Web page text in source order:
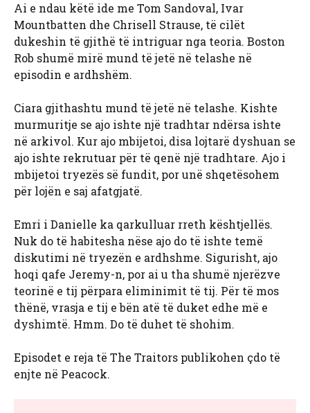
Ai e ndau këtë ide me Tom Sandoval, Ivar
Mountbatten dhe Chrisell Strause, të cilët
dukeshin të gjithë të intriguar nga teoria. Boston
Rob shumë mirë mund të jetë në telashe në
episodin e ardhshëm.
Ciara gjithashtu mund të jetë në telashe. Kishte
murmuritje se ajo ishte një tradhtar ndërsa ishte
në arkivol. Kur ajo mbijetoi, disa lojtarë dyshuan se
ajo ishte rekrutuar për të qenë një tradhtare. Ajo i
mbijetoi tryezës së fundit, por unë shqetësohem
për lojën e saj afatgjatë.
Emri i Danielle ka qarkulluar rreth kështjellës.
Nuk do të habitesha nëse ajo do të ishte temë
diskutimi në tryezën e ardhshme. Sigurisht, ajo
hoqi qafe Jeremy-n, por ai u tha shumë njerëzve
teorinë e tij përpara eliminimit të tij. Për të mos
thënë, vrasja e tij e bën atë të duket edhe më e
dyshimtë. Hmm. Do të duhet të shohim.
Episodet e reja të The Traitors publikohen çdo të
enjte në Peacock.